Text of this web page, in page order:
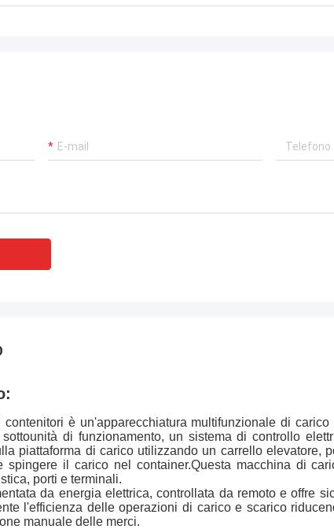
è un'apparecchiatura multifunzionale di
di funzionamento, un sistema di controllo
piattaforma di carico utilizzando un carrello elevatore,
spingere il carico nel container.Questa macchina di
porti e terminali.
da energia elettrica, controllata da remoto e offre
l'efficienza delle operazioni di carico e scarico
manuale delle merci.